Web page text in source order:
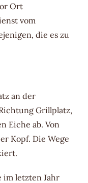
Ort
vom
die es zu
an der
Grillplatz,
Eiche ab. Von
Kopf. Die Wege
im letzten Jahr